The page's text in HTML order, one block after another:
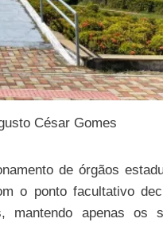
César Gomes
de órgãos
o ponto facultativo
mantendo apenas os